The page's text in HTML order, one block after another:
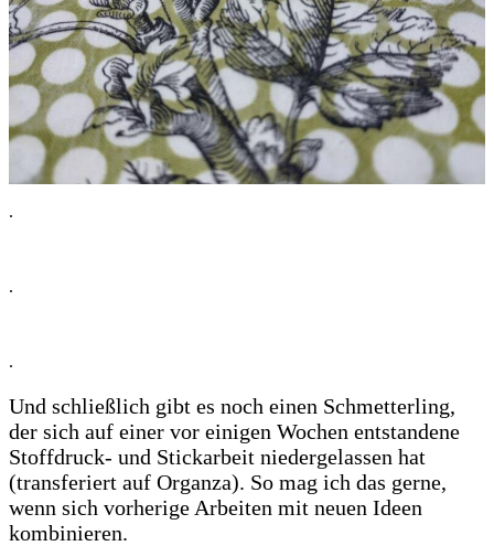
.
.
.
Und schließlich gibt es noch einen Schmetterling,
der sich auf einer vor einigen Wochen entstandene
Stoffdruck- und Stickarbeit niedergelassen hat
(transferiert auf Organza). So mag ich das gerne,
wenn sich vorherige Arbeiten mit neuen Ideen
kombinieren.